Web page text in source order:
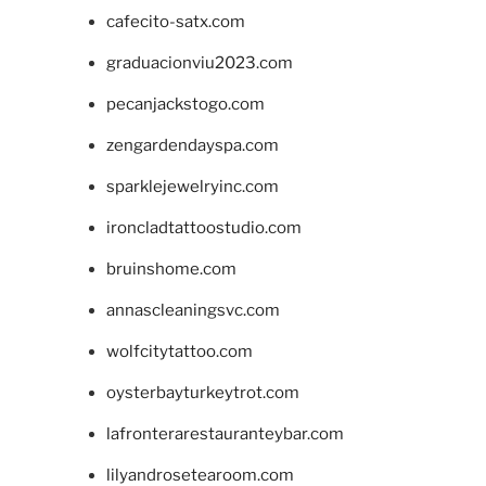
cafecito-satx.com
graduacionviu2023.com
pecanjackstogo.com
zengardendayspa.com
sparklejewelryinc.com
ironcladtattoostudio.com
bruinshome.com
annascleaningsvc.com
wolfcitytattoo.com
oysterbayturkeytrot.com
lafronterarestauranteybar.com
lilyandrosetearoom.com